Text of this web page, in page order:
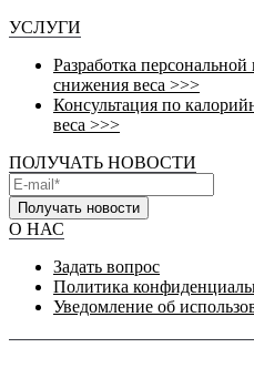
УСЛУГИ
Разработка
снижения веса >>>
Консультация по
веса >>>
ПОЛУЧАТЬ НОВОСТИ
Получать новости
О НАС
Задать вопрос
Политика
Уведомление об